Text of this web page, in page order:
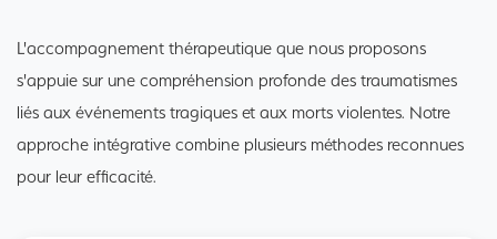
L'accompagnement thérapeutique que nous proposons
s'appuie sur une compréhension profonde des traumatismes
liés aux événements tragiques et aux morts violentes. Notre
approche intégrative combine plusieurs méthodes reconnues
pour leur efficacité.